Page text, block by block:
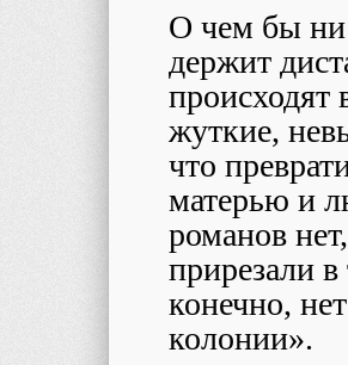
О чем бы ни
держит
происходят
жуткие,
что
матерью и
романов
прирезали
конечно,
колонии».